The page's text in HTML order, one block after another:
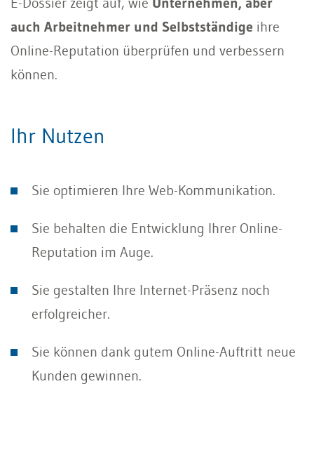
auch Arbeitnehmer und Selbstständige ihre
Online-Reputation überprüfen und verbessern
können.
Ihr Nutzen
Sie optimieren Ihre Web-Kommunikation.
Sie behalten die Entwicklung Ihrer Online-
Reputation im Auge.
Sie gestalten Ihre Internet-Präsenz noch
erfolgreicher.
Sie können dank gutem Online-Auftritt neue
Kunden gewinnen.